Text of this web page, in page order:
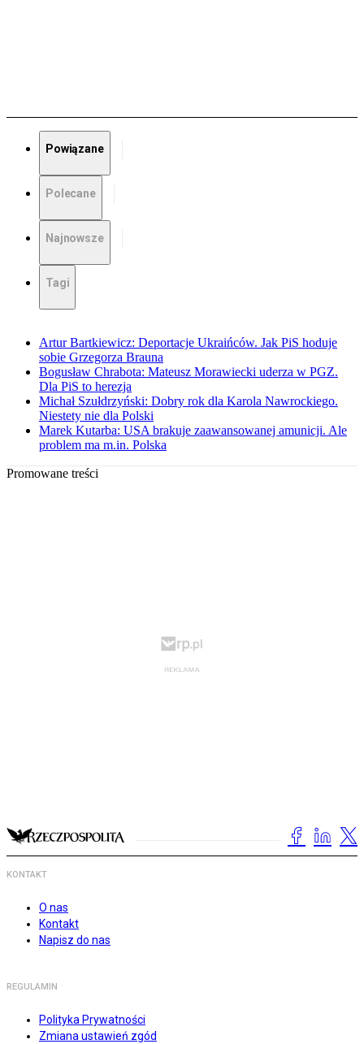
Powiązane
Polecane
Najnowsze
Tagi
Artur Bartkiewicz: Deportacje Ukraińców. Jak PiS hoduje
sobie Grzegorza Brauna
Bogusław Chrabota: Mateusz Morawiecki uderza w PGZ.
Dla PiS to herezja
Michał Szułdrzyński: Dobry rok dla Karola Nawrockiego.
Niestety nie dla Polski
Marek Kutarba: USA brakuje zaawansowanej amunicji. Ale
problem ma m.in. Polska
Promowane treści
KONTAKT
O nas
Kontakt
Napisz do nas
REGULAMIN
Polityka Prywatności
Zmiana ustawień zgód